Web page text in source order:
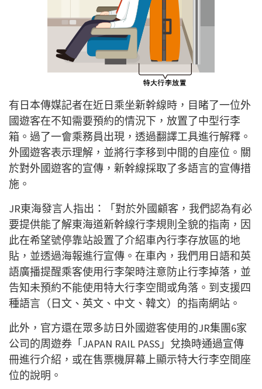
有日本傳媒記者在近日乘坐新幹線時，目睹了一位外
國遊客在不知需要預約的情況下，放置了中型行李
箱。過了一會乘務員出現，透過翻譯工具進行解釋。
外國遊客表示理解，並將行李移到中間的自座位。關
於對外國遊客的宣傳，新幹線採取了多語言的宣傳措
施。
JR東海發言人指出：「對於外國顧客，我們認為有必
要提供能了解東海道新幹線行李規則全貌的指南，因
此在希望號停靠站設置了介紹車內行李存放區的地
貼，並透過海報進行宣傳。在車內，我們用日語和英
語廣播提醒乘客使用行李架時注意防止行李掉落，並
告知未預約不能使用特大行李空間或角落。到支援四
種語言（日文、英文、中文、韓文）的指南網站。
此外，官方還在眾多訪日外國遊客使用的JR集團6家
公司的周遊券「JAPAN RAIL PASS」兌換時通過宣傳
冊進行介紹，或在售票機屏幕上顯示特大行李空間座
位的說明。